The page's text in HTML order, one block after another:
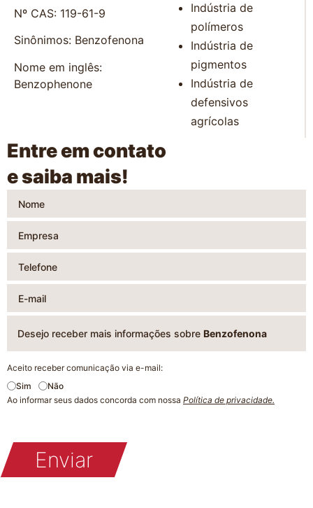
Nº CAS: 119-61-9
Sinônimos: Benzofenona
Nome em inglês:
Benzophenone
Indústria de
polímeros
Indústria de
pigmentos
Indústria de
defensivos
agrícolas
Entre em contato
e saiba mais!
Desejo receber mais informações sobre Benzofenona
Aceito receber comunicação via e-mail:
Sim
Não
Ao informar seus dados concorda com nossa Política de privacidade.
Enviar